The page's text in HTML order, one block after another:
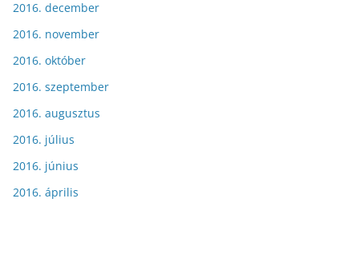
2016. december
2016. november
2016. október
2016. szeptember
2016. augusztus
2016. július
2016. június
2016. április